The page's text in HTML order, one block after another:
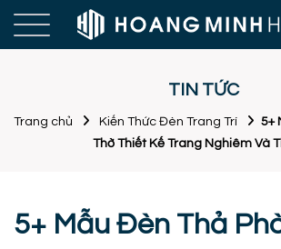
TIN TỨC
Trang chủ Kiến Thức Đèn Trang Trí
5+
Thờ Thiết Kế Trang Nghiêm Và
5+ Mẫu Đèn Thả